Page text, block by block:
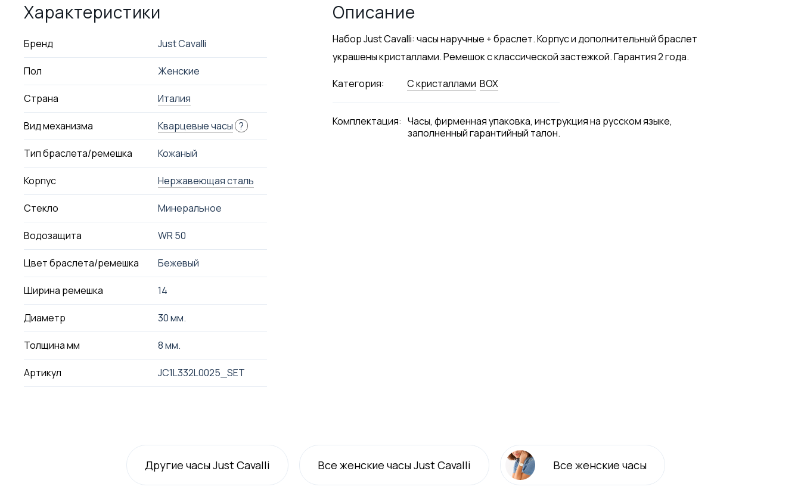
Характеристики
Бренд Just Cavalli
Пол Женские
Страна Италия
Вид механизма Кварцевые часы ?
Тип браслета/ремешка Кожаный
Корпус Нержавеющая сталь
Стекло Минеральное
Водозащита WR 50
Цвет браслета/ремешка Бежевый
Ширина ремешка 14
Диаметр 30 мм.
Толщина мм 8 мм.
Артикул JC1L332L0025_SET
Описание
Набор Just Cavalli: часы наручные + браслет. Корпус и дополнительный браслет
украшены кристаллами. Ремешок с классической застежкой. Гарантия 2 года.
Категория: С кристаллами BOX
Комплектация: Часы, фирменная упаковка, инструкция на русском языке,
заполненный гарантийный талон.
Другие часы Just Cavalli Всеженские часы Just Cavalli Всеженские часы